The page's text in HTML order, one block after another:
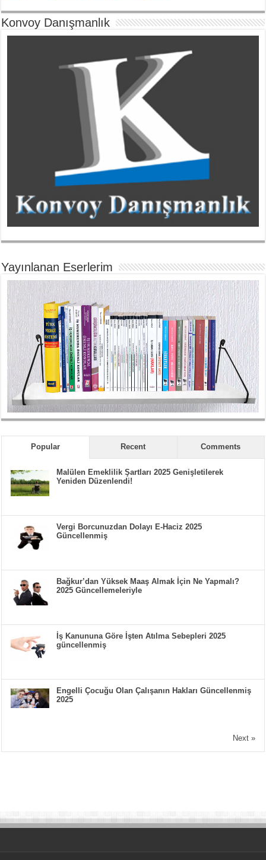
Konvoy Danışmanlık
Yayınlanan Eserlerim
Popular Recent Comments
Malülen Emeklilik Şartları 2025 Genişletilerek
Yeniden Düzenlendi!
Vergi Borcunuzdan Dolayı E-Haciz 2025
Güncellenmiş
Bağkur’dan Yüksek Maaş Almak İçin Ne Yapmalı?
2025 Güncellemeleriyle
İş Kanununa Göre İşten Atılma Sebepleri 2025
güncellenmiş
Engelli Çocuğu Olan Çalışanın Hakları Güncellenmiş
2025
Next »